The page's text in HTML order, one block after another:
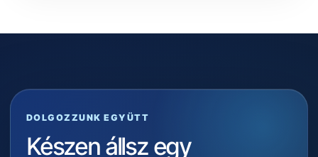
DOLGOZZUNK EGYÜTT
Készen állsz egy